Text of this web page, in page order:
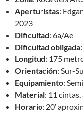
Aperturistas:
2023
Dificultad: 6a/Ae
Dificultad obligada
Longitud: 175
Orientación: Sur-
Equipamiento:
Material: 11
Horario: 20′